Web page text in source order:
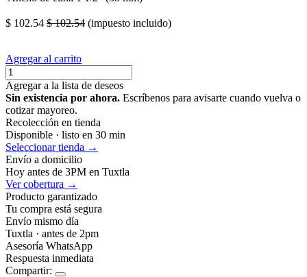
$ 102.54 $102.54 (impuesto incluido)
Agregar al carrito
Agregar a la lista de deseos
Sin existencia por ahora. Escríbenos para avisarte cuando vuelva o
cotizar mayoreo.
Recolección en tienda
Disponible · listo en 30 min
Seleccionar tienda →
Envío a domicilio
Hoy antes de 3PM en Tuxtla
Ver cobertura →
Producto garantizado
Tu compra está segura
Envío mismo día
Tuxtla · antes de 2pm
Asesoría WhatsApp
Respuesta inmediata
Compartir: